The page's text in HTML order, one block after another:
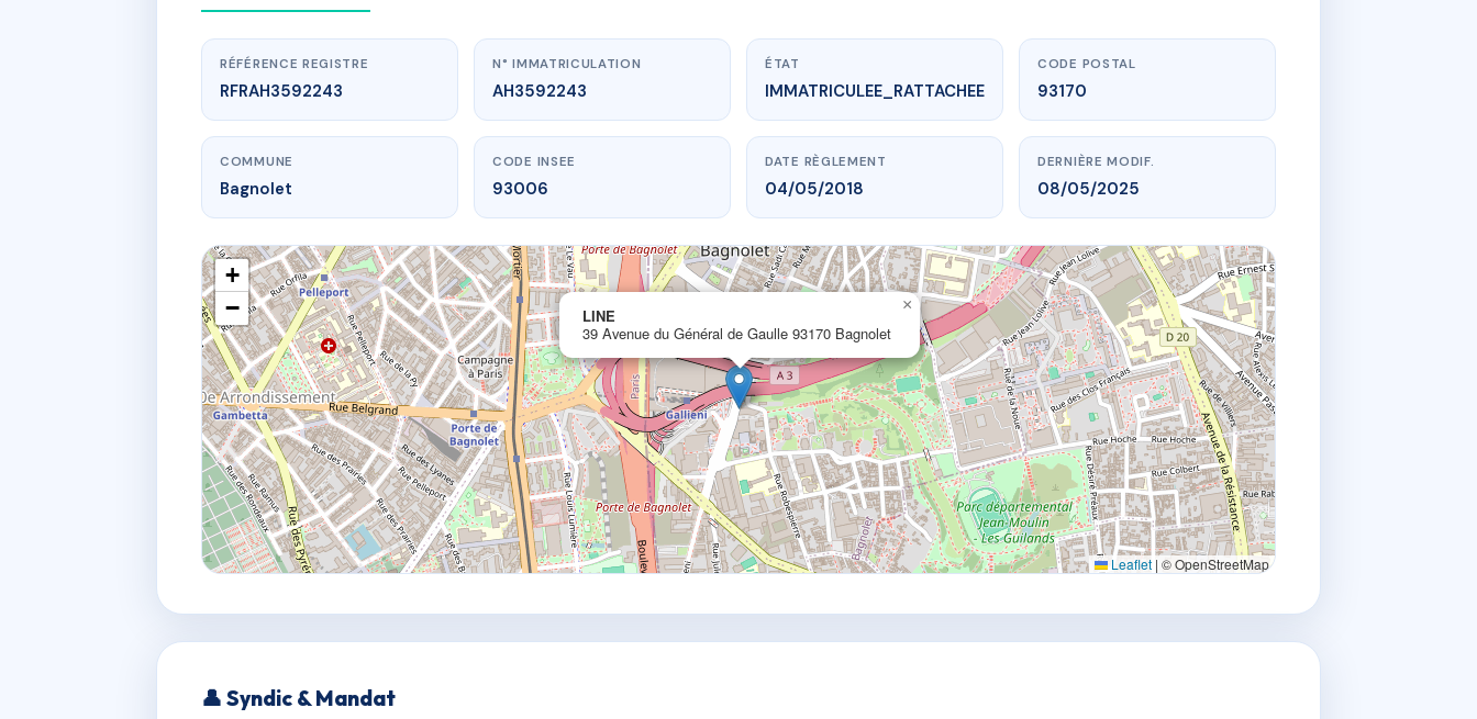
www.vme.plus/AH3592243
LINE
39 Avenue du Général de Gaulle93170 Bagnolet
RÉFÉRENCE REGISTRE
RFRAH3592243
N° IMMATRICULATION
AH3592243
ÉTAT
IMMATRICULEE_RATTACHEE
CODE POSTAL
93170
COMMUNE
Bagnolet
CODE INSEE
93006
DATE RÈGLEMENT
04/05/2018
DERNIÈRE MODIF.
08/05/2025
LINE
39 Avenue du Général de Gaulle 93170 Bagnolet
×
+
−
Leaflet | © OpenStreetMap
👤 Syndic & Mandat